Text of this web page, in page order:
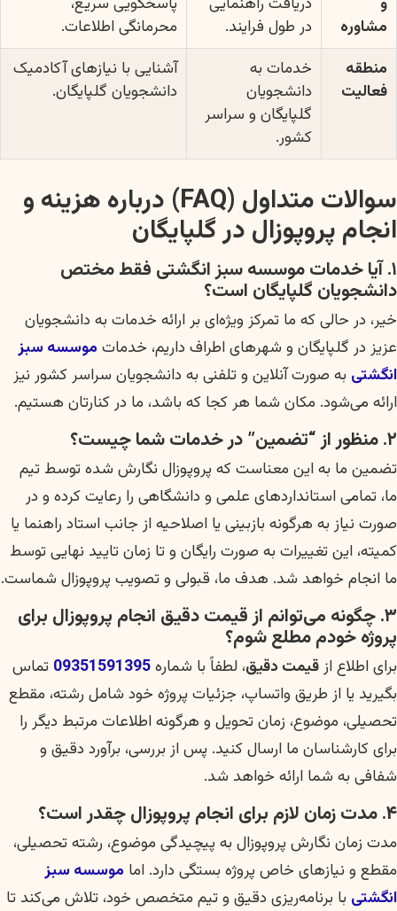
مشاوره
در طول فرایند.
محرمانگی اطلاعات.
منطقه
فعالیت
خدمات به
دانشجویان
گلپایگان و سراسر
کشور.
آشنایی با نیازهای آکادمیک
دانشجویان گلپایگان.
سوالات متداول (FAQ) درباره هزینه و
انجام پروپوزال در گلپایگان
۱. آیا خدمات موسسه سبز انگشتی فقط مختص
دانشجویان گلپایگان است؟
خیر، در حالی که ما تمرکز ویژه‌ای بر ارائه خدمات به دانشجویان
عزیز در گلپایگان و شهرهای اطراف داریم، خدمات موسسه سبز
انگشتی به صورت آنلاین و تلفنی به دانشجویان سراسر کشور نیز
ارائه می‌شود. مکان شما هر کجا که باشد، ما در کنارتان هستیم.
۲. منظور از “تضمین” در خدمات شما چیست؟
تضمین ما به این معناست که پروپوزال نگارش شده توسط تیم
ما، تمامی استانداردهای علمی و دانشگاهی را رعایت کرده و در
صورت نیاز به هرگونه بازبینی یا اصلاحیه از جانب استاد راهنما یا
کمیته، این تغییرات به صورت رایگان و تا زمان تایید نهایی توسط
ما انجام خواهد شد. هدف ما، قبولی و تصویب پروپوزال شماست.
۳. چگونه می‌توانم از قیمت دقیق انجام پروپوزال برای
پروژه خودم مطلع شوم؟
برای اطلاع از قیمت دقیق، لطفاً با شماره09351591395 تماس
بگیرید یا از طریق واتساپ، جزئیات پروژه خود شامل رشته، مقطع
تحصیلی، موضوع، زمان تحویل و هرگونه اطلاعات مرتبط دیگر را
برای کارشناسان ما ارسال کنید. پس از بررسی، برآورد دقیق و
شفافی به شما ارائه خواهد شد.
۴. مدت زمان لازم برای انجام پروپوزال چقدر است؟
مدت زمان نگارش پروپوزال به پیچیدگی موضوع، رشته تحصیلی،
مقطع و نیازهای خاص پروژه بستگی دارد. اما موسسه سبز
انگشتی با برنامه‌ریزی دقیق و تیم متخصص خود، تلاش می‌کند تا